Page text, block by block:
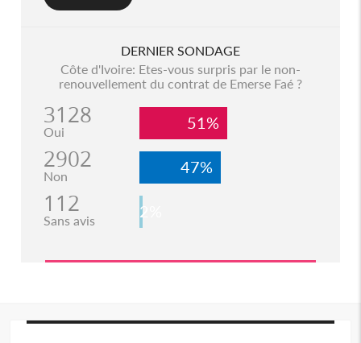
DERNIER SONDAGE
Côte d'Ivoire: Etes-vous surpris par le non-
renouvellement du contrat de Emerse Faé ?
3128
Oui 51%
2902
Non 47%
112
Sans avis 2%